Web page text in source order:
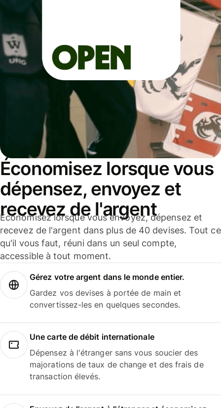
Économisez lorsque vous
dépensez, envoyez et
recevez de l'argent
Économisez lorsque vous envoyez, dépensez et
recevez de l'argent dans plus de 40 devises. Tout ce
qu'il vous faut, réuni dans un seul compte,
accessible à tout moment.
Gérez votre argent dans le monde entier.
Gardez vos devises à portée de main et
convertissez-les en quelques secondes.
Une carte de débit internationale
Dépensez à l'étranger sans vous soucier des
majorations de taux de change et des frais de
transaction élevés.